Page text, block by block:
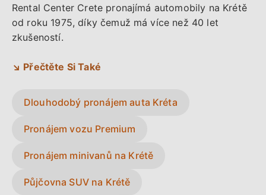
Rental Center Crete pronajímá automobily na Krétě
od roku 1975, díky čemuž má více než 40 let
zkušeností.
↘ Přečtěte Si Také
Dlouhodobý pronájem auta Kréta
Pronájem vozu Premium
Pronájem minivanů na Krétě
Půjčovna SUV na Krétě